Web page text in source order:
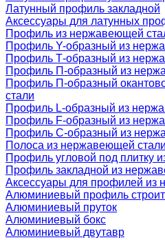
Латунный профиль закладной
Аксессуары для латунных
Профиль из нержавеющей
Профиль Y-образный из
Профиль Т-образный из
Профиль П-образный из
Профиль П-образный
стали
Профиль L-образный из
Профиль F-образный из
Профиль C-образный из
Полоса из нержавеющей стали
Профиль угловой под плитку
Профиль закладной из
Аксессуары для профилей из
Алюминиевый профиль
Алюминиевый пруток
Алюминиевый бокс
Алюминиевый двутавр